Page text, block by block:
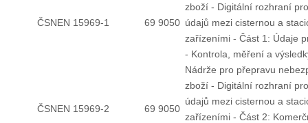
ČSNEN 15969-1 69 9050
zboží - Digitální rozhraní
údajů mezi cisternou a
zařízeními - Část 1: Údaje
- Kontrola, měření a
ČSNEN 15969-2 69 9050
Nádrže pro přepravu
zboží - Digitální rozhraní
údajů mezi cisternou a
zařízeními - Část 2: